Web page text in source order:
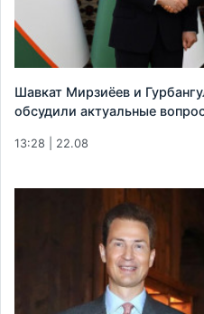
Шавкат Мирзиёев и
обсудили актуальные
13:28 | 22.08